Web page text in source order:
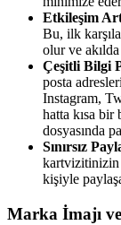
Etkileşim
Bu, ilk
olur ve akılda
Çeşitli Bilgi
posta
Instagram,
hatta kısa
dosyasında
Sınırsız
kartvizitinizin
kişiyle
Marka İmajı